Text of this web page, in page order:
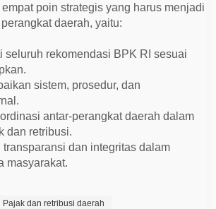
n
poin strategis yang harus menjadi
daerah, yaitu:
seluruh rekomendasi BPK RI sesuai
sistem, prosedur, dan
antar-perangkat daerah dalam
dan retribusi.
transparansi dan integritas dalam
masyarakat.
Pajak dan retribusi daerah